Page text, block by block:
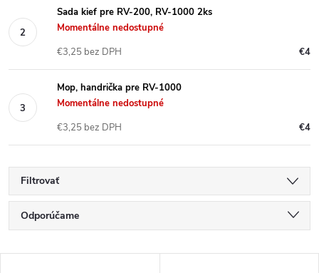
Sada kief pre RV-200, RV-1000 2ks
Momentálne nedostupné
€4
€3,25 bez DPH
Mop, handrička pre RV-1000
Momentálne nedostupné
€4
€3,25 bez DPH
Filtrovať
R
a
Odporúčame